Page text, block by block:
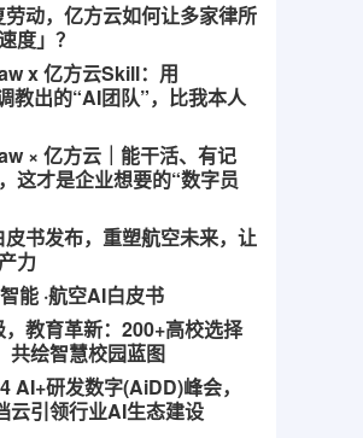
劳动，亿方云如何让多家律所
度」？
x 亿方云Skill：用
教出的“AI团队”，比我本人
× 亿方云｜能干活、有记
这才是企业想要的“数字员
书发布，重塑航空未来，让
力
能 ·航空AI白皮书
教育革新：200+高校选择
共绘智慧校园蓝图
AI+研发数字(AiDD)峰会，
云引领行业AI生态建设